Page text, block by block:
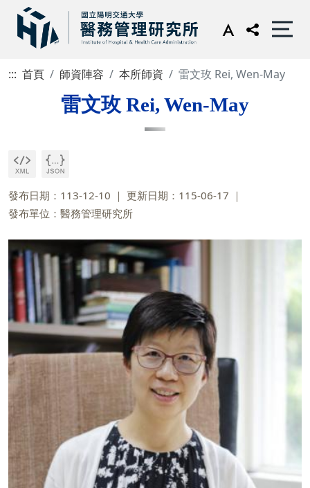
::: 首頁 師資陣容 本所師資 雷文玫 Rei, Wen-May
雷文玫 Rei, Wen-May
發布日期：113-12-10
更新日期：115-06-17
發布單位：醫務管理研究所